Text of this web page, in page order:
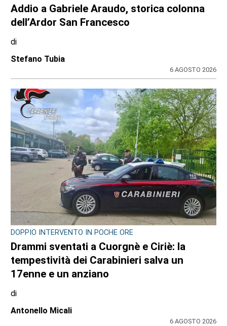
Addio a Gabriele Araudo, storica colonna
dell’Ardor San Francesco
di
Stefano Tubia
6 AGOSTO 2026
DOPPIO INTERVENTO IN POCHE ORE
Drammi sventati a Cuorgnè e Ciriè: la
tempestività dei Carabinieri salva un
17enne e un anziano
di
Antonello Micali
6 AGOSTO 2026